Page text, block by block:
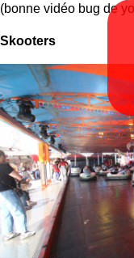
(bonne vidéo bug de
Skooters